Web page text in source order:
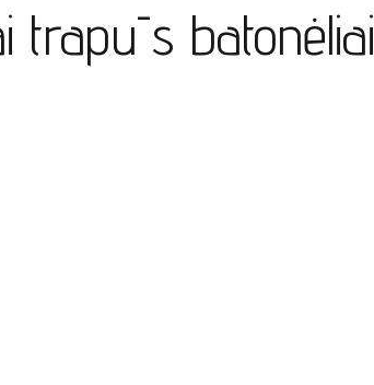
trapūs batonėliai